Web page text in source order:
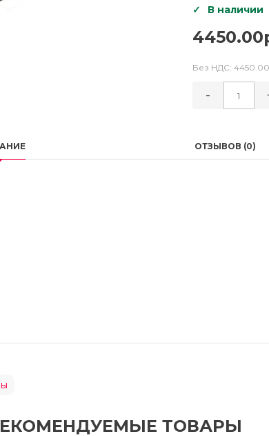
В наличии
Без НДС:
-
ОТЗЫВОВ (0)
ТОВАРЫ